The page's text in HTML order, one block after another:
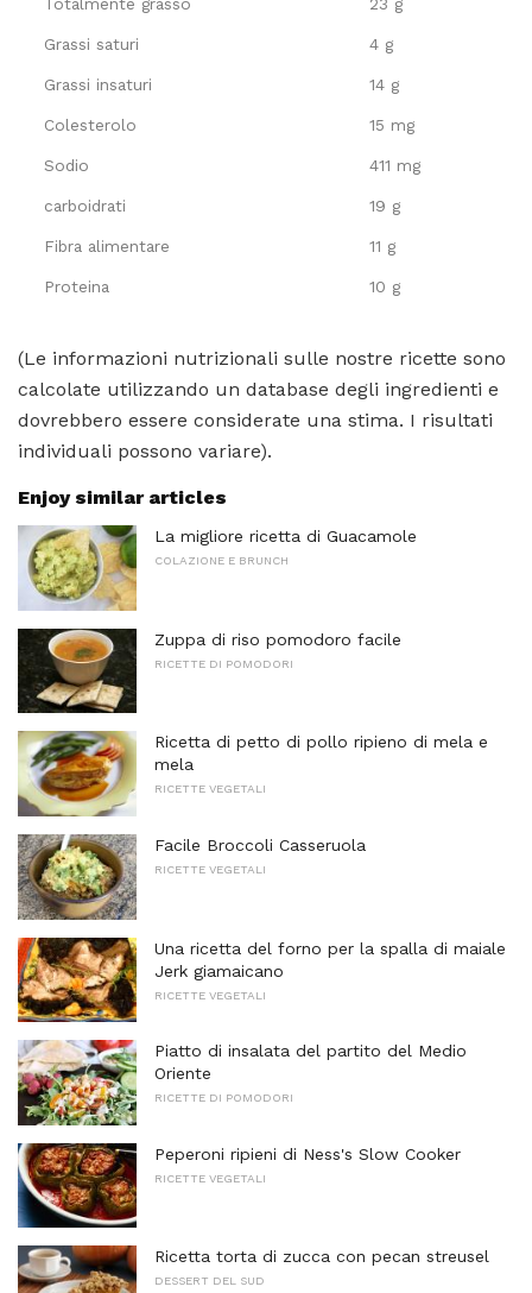
Grassi saturi 4 g
Grassi insaturi 14 g
Colesterolo 15 mg
Sodio 411 mg
carboidrati 19 g
Fibra alimentare 11 g
Proteina 10 g
(Le informazioni nutrizionali sulle nostre ricette sono
calcolate utilizzando un database degli ingredienti e
dovrebbero essere considerate una stima. I risultati
individuali possono variare).
Enjoy similar articles
La migliore ricetta di Guacamole
COLAZIONE E BRUNCH
Zuppa di riso pomodoro facile
RICETTE DI POMODORI
Ricetta di petto di pollo ripieno di mela e
mela
RICETTE VEGETALI
Facile Broccoli Casseruola
RICETTE VEGETALI
Una ricetta del forno per la spalla di maiale
Jerk giamaicano
RICETTE VEGETALI
Piatto di insalata del partito del Medio
Oriente
RICETTE DI POMODORI
Peperoni ripieni di Ness's Slow Cooker
RICETTE VEGETALI
Ricetta torta di zucca con pecan streusel
DESSERT DEL SUD